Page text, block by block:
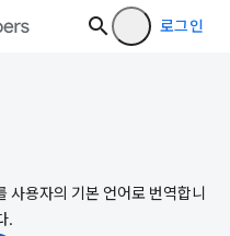
로그인
용자의 기본 언어로 번역합니
.